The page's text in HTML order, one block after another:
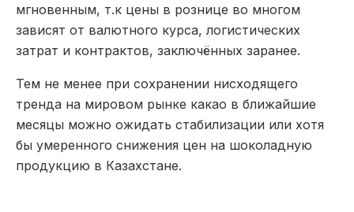
мгновенным, т.к цены в рознице во многом
зависят от валютного курса, логистических
затрат и контрактов, заключённых заранее.
Тем не менее при сохранении нисходящего
тренда на мировом рынке какао в ближайшие
месяцы можно ожидать стабилизации или хотя
бы умеренного снижения цен на шоколадную
продукцию в Казахстане.